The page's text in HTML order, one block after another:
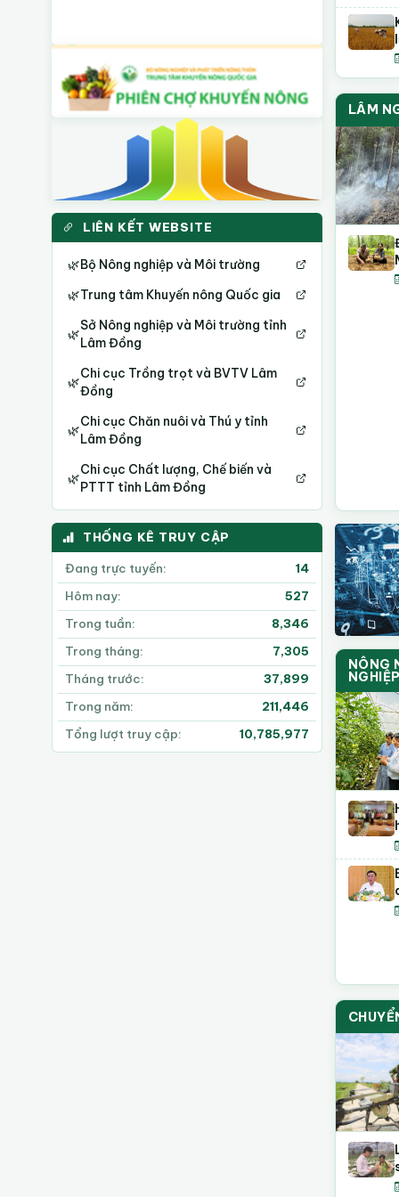
LIÊN KẾT WEBSITE
🌿Bộ Nông nghiệp và Môi trường
🌿Trung tâm Khuyến nông Quốc gia
🌿
Sở Nông nghiệp và Môi trường tỉnh
Lâm Đồng
🌿
Chi cục Trồng trọt và BVTV Lâm
Đồng
🌿
Chi cục Chăn nuôi và Thú y tỉnh
Lâm Đồng
🌿
Chi cục Chất lượng, Chế biến và
PTTT tỉnh Lâm Đồng
THỐNG KÊ TRUY CẬP
Đang trực tuyến:
14
Hôm nay:
527
Trong tuần:
8,346
Trong tháng:
7,305
Tháng trước:
37,899
Trong năm:
211,446
Tổng lượt truy cập:
10,785,977
LÂM
NÔNG